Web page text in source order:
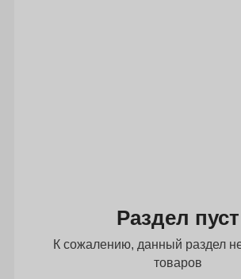
Раздел пуст
К сожалению, данный раздел
товаров